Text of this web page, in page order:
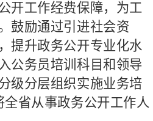
开工作经费保障，为工
鼓励通过引进社会资
提升政务公开专业化水
公务员培训科目和领导
级分层组织实施业务培
全省从事政务公开工作人